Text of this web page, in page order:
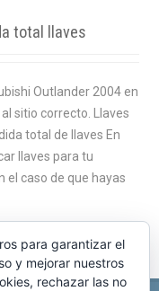
total llaves
Outlander 2004 en
sitio correcto. Llaves
total de llaves En
llaves para tu
el caso de que hayas
para garantizar el
y mejorar nuestros
rechazar las no